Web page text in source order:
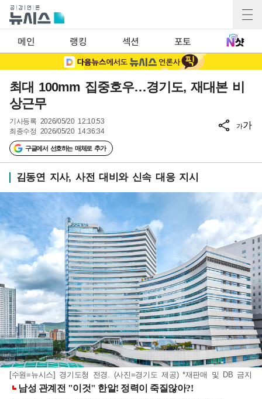
메인 랭킹 섹션 포토
최대 100mm 집중호우…경기도, 재대본 비
상근무
기사등록 2026/05/20 12:10:53
최종수정 2026/05/20 14:36:34
구글에서 선호하는 매체로 추가
가가
김동연 지사, 사전 대비와 신속 대응 지시
[수원=뉴시스] 경기도청 전경. (사진=경기도 제공) *재판매 및 DB 금지